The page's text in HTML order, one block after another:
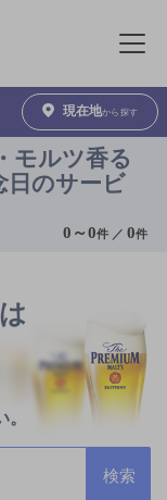
メニュ
現在地から探す
モルツ香る
日のサービ
0 ～0件 ／0件